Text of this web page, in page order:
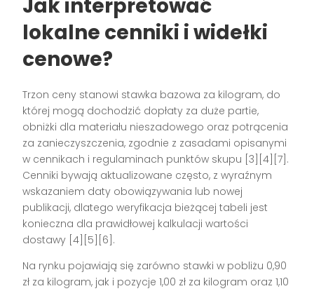
Jak interpretować
lokalne cenniki i widełki
cenowe?
Trzon ceny stanowi stawka bazowa za kilogram, do
której mogą dochodzić dopłaty za duże partie,
obniżki dla materiału nieszadowego oraz potrącenia
za zanieczyszczenia, zgodnie z zasadami opisanymi
w cennikach i regulaminach punktów skupu [3][4][7].
Cenniki bywają aktualizowane często, z wyraźnym
wskazaniem daty obowiązywania lub nowej
publikacji, dlatego weryfikacja bieżącej tabeli jest
konieczna dla prawidłowej kalkulacji wartości
dostawy [4][5][6].
Na rynku pojawiają się zarówno stawki w pobliżu 0,90
zł za kilogram, jak i pozycje 1,00 zł za kilogram oraz 1,10